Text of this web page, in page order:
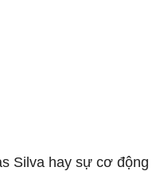
Silva hay sự cơ động